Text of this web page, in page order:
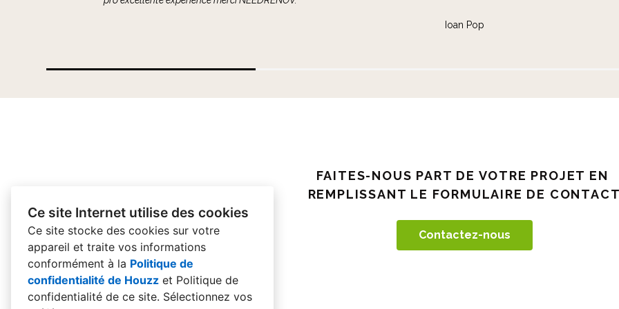
Ce site Internet utilise des cookies
Ce site stocke des cookies sur votre
appareil et traite vos informations
conformément à la Politique de
confidentialité de Houzz et Politique de
confidentialité de ce site. Sélectionnez vos
planification à la réalisation. J'ai particulièrement apprécié leur flexibilité et leur réactivité face aux imprévus, ce qui a
FAITES-NOUS PART DE VOTRE PROJET EN
REMPLISSANT LE FORMULAIRE DE CONTACT
Contactez-nous